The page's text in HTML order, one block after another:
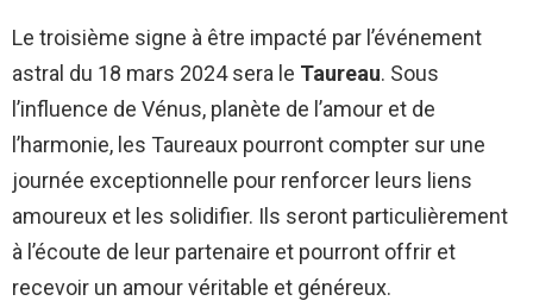
Le troisième signe à être impacté par l’événement
astral du 18 mars 2024 sera le Taureau. Sous
l’influence de Vénus, planète de l’amour et de
l’harmonie, les Taureaux pourront compter sur une
journée exceptionnelle pour renforcer leurs liens
amoureux et les solidifier. Ils seront particulièrement
à l’écoute de leur partenaire et pourront offrir et
recevoir un amour véritable et généreux.